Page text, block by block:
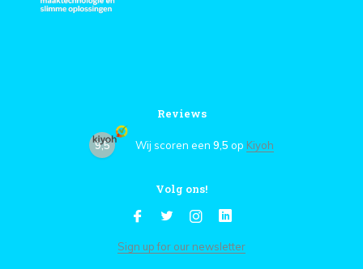
Reviews
9,5 Wij scoren een 9,5 op Kiyoh
Volg ons!
Sign up for our newsletter